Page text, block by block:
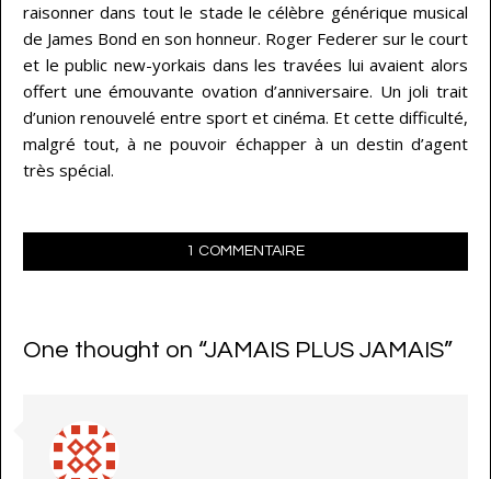
raisonner dans tout le stade le célèbre générique musical
de James Bond en son honneur. Roger Federer sur le court
et le public new-yorkais dans les travées lui avaient alors
offert une émouvante ovation d’anniversaire. Un joli trait
d’union renouvelé entre sport et cinéma. Et cette difficulté,
malgré tout, à ne pouvoir échapper à un destin d’agent
très spécial.
1 COMMENTAIRE
One thought on “JAMAIS PLUS JAMAIS”